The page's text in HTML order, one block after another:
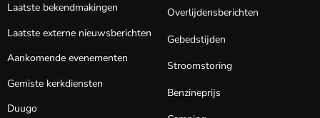
Laatste bekendmakingen
Laatste externe nieuwsberichten
Aankomende evenementen
Gemiste kerkdiensten
Duugo
Overlijdensberichten
Gebedstijden
Stroomstoring
Benzineprijs